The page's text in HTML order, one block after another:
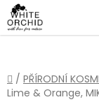
Přejít
na
obsah
Domů
/ PŘÍRODNÍ
Lime & Orange,